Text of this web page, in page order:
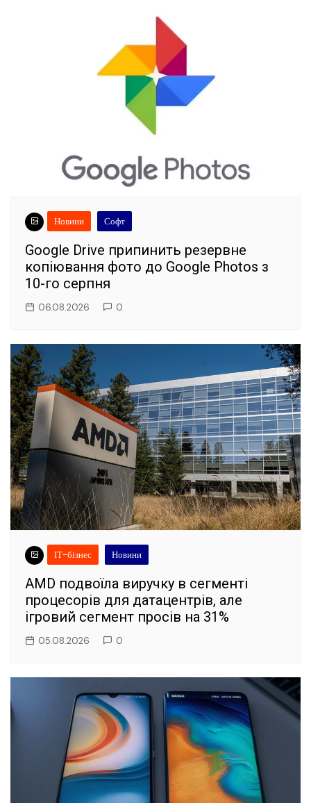
Новини Софт
Google Drive припинить резервне
копіювання фото до Google Photos з
10-го серпня
06.08.2026 0
ІТ-бізнес Новини
AMD подвоїла виручку в сегменті
процесорів для датацентрів, але
ігровий сегмент просів на 31%
05.08.2026 0